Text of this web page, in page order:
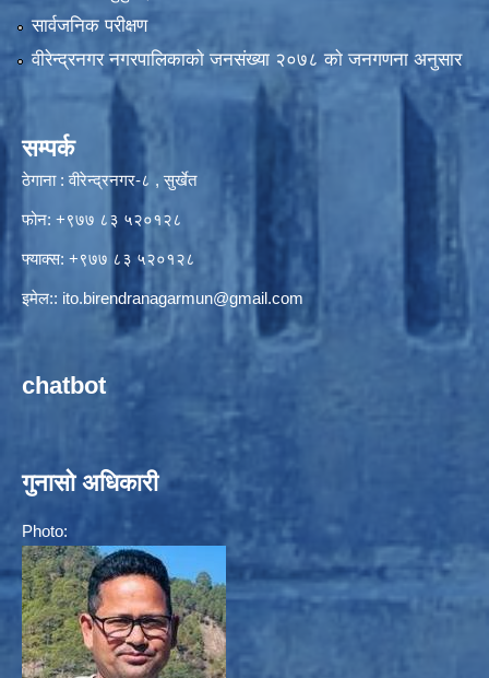
सार्वजनिक परीक्षण
वीरेन्द्रनगर नगरपालिकाकाे जनसंख्या २०७८ काे जनगणना अनुसार
सम्पर्क
ठेगाना : वीरेन्द्रनगर-८ , सुर्खेत
फोन: +९७७ ८३ ५२०१२८
फ्याक्स: +९७७ ८३ ५२०१२८
इमेल:: ito.birendranagarmun@gmail.com
chatbot
गुनासो अधिकारी
Photo: